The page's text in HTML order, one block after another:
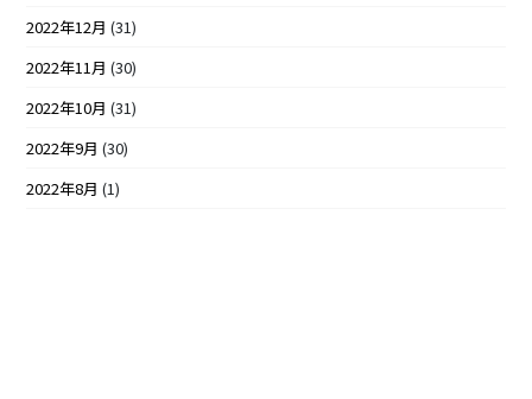
2022年12月 (31)
2022年11月 (30)
2022年10月 (31)
2022年9月 (30)
2022年8月 (1)